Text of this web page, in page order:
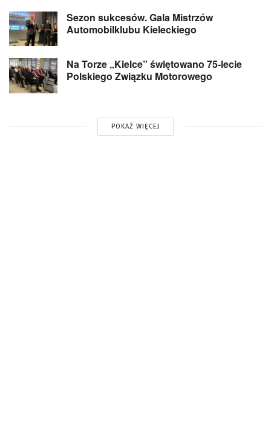
Sezon sukcesów. Gala Mistrzów
Automobilklubu Kieleckiego
Na Torze „Kielce” świętowano 75-lecie
Polskiego Związku Motorowego
POKAŻ WIĘCEJ